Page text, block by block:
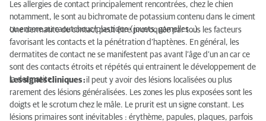
Les allergies de contact principalement rencontrées, chez le chien
notamment, le sont au bichromate de potassium contenu dans le ciment
ou encore au caoutchouc/plastique (jouets, gamelles…)
Une dermatite de contact peut être provoquée par tous les facteurs
favorisant les contacts et la pénétration d’haptènes. En général, les
dermatites de contact ne se manifestent pas avant l’âge d’un an car ce
sont des contacts étroits et répétés qui entrainent le développement de
la dermatite.
Les signes cliniques : il peut y avoir des lésions localisées ou plus
rarement des lésions généralisées. Les zones les plus exposées sont les
doigts et le scrotum chez le mâle. Le prurit est un signe constant. Les
lésions primaires sont inévitables : érythème, papules, plaques, parfois